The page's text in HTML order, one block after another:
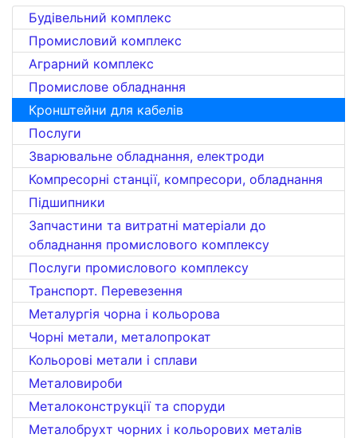
Будівельний комплекс
Промисловий комплекс
Аграрний комплекс
Промислове обладнання
Кронштейни для кабелів
Послуги
Зварювальне обладнання, електроди
Компресорні станції, компресори, обладнання
Підшипники
Запчастини та витратні матеріали до
обладнання промислового комплексу
Послуги промислового комплексу
Транспорт. Перевезення
Металургія чорна і кольорова
Чорні метали, металопрокат
Кольорові метали і сплави
Металовироби
Металоконструкції та споруди
Металобрухт чорних і кольорових металів